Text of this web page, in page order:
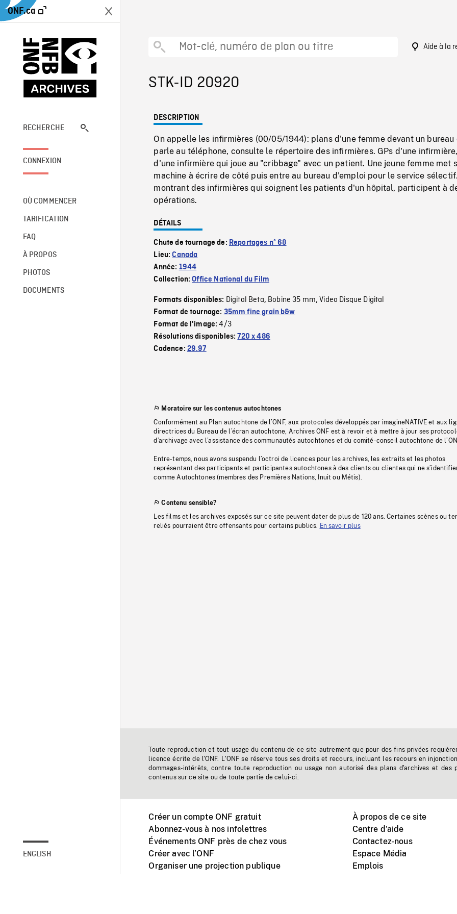
ONF.ca
RECHERCHE
CONNEXION
OÙ COMMENCER
TARIFICATION
FAQ
À PROPOS
PHOTOS
DOCUMENTS
ENGLISH
Aide à la
STK-ID 20920
DESCRIPTION
On appelle les infirmières (00/05/1944): plans d'une femme devant un bureau
parle au téléphone, consulte le répertoire des infirmières. GPs d'une
d'une infirmière qui joue au "cribbage" avec un patient. Une jeune femme met
machine à écrire de côté puis entre au bureau d'emploi pour le service
montrant des infirmières qui soignent les patients d'un hôpital, participent à
opérations.
DÉTAILS
Chute de tournage de: Reportages nº 68
Lieu:Canada
Année: 1944
Collection:Office National du Film
Formats disponibles: Digital Beta, Bobine 35 mm,Video Disque Digital
Format de tournage: 35mm fine grain b&w
Format de l'image:4/3
Résolutions disponibles:720 x 486
Cadence: 29.97
Moratoire sur les contenus autochtones
Conformément au Plan autochtone de l’ONF, aux protocoles développés par imagineNATIVE et aux
directrices du Bureau de l’écran autochtone, Archives ONF est à revoir et à mettre à jour ses
d’archivage avec l’assistance des communautés autochtones et du comité-conseil autochtone de
Entre-temps, nous avons suspendu l’octroi de licences pour les archives, les extraits et les photos
représentant des participants et participantes autochtones à des clients ou clientes qui ne
comme Autochtones (membres des Premières Nations, Inuit ou Métis).
Contenu sensible?
Les films et les archives exposés sur ce site peuvent dater de plus de 120 ans. Certaines scènes ou
reliés pourraient être offensants pour certains publics. En savoir plus
Toute reproduction et tout usage du contenu de ce site autrement que pour des fins privées
licence écrite de l'ONF. L'ONF se réserve tous ses droits et recours, incluant les recours en
dommages-intérêts, contre toute reproduction ou usage non autorisé des plans d'archives et des
contenus sur ce site ou de toute partie de celui-ci.
Créer un compte ONF gratuit
Abonnez-vous à nos infolettres
Événements ONF près de chez vous
Créer avec l’ONF
Organiser une projection publique
À propos de ce site
Centre d'aide
Contactez-nous
Espace Média
Emplois